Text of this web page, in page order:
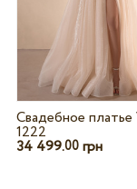
Свадебное
1222
34 499.00грн